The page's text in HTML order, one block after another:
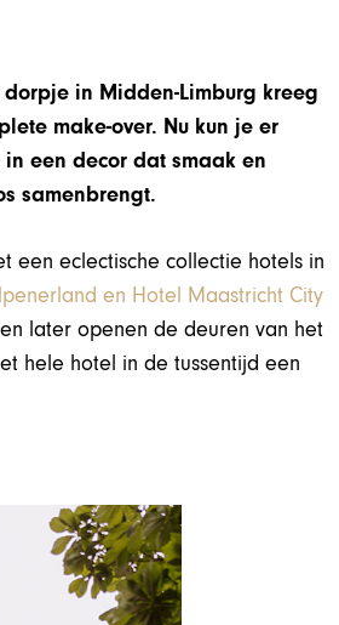
in Midden-Limburg kreeg
make-over. Nu kun je er
een decor dat smaak en
samenbrengt.
een eclectische collectie hotels in
en Hotel Maastricht City
later openen de deuren van het
hele hotel in de tussentijd een